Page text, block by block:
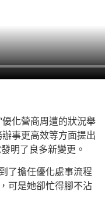
化營商周遭的狀況舉
事更高效等方面提出
明了良多新變更。
了擔任優化處事流程
可是她卻忙得腳不沾